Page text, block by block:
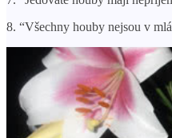
8. “Všechny houby nejsou v